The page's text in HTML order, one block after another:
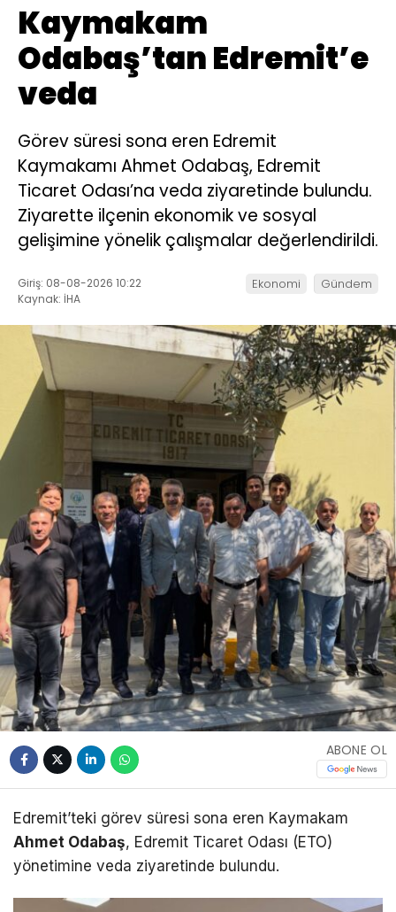
Kaymakam
Odabaş’tan Edremit’e
veda
Görev süresi sona eren Edremit
Kaymakamı Ahmet Odabaş, Edremit
Ticaret Odası’na veda ziyaretinde bulundu.
Ziyarette ilçenin ekonomik ve sosyal
gelişimine yönelik çalışmalar değerlendirildi.
Giriş: 08-08-2026 10:22
Kaynak: İHA
Ekonomi Gündem
ABONE OL
Edremit’teki görev süresi sona eren Kaymakam
Ahmet Odabaş, Edremit Ticaret Odası (ETO)
yönetimine veda ziyaretinde bulundu.